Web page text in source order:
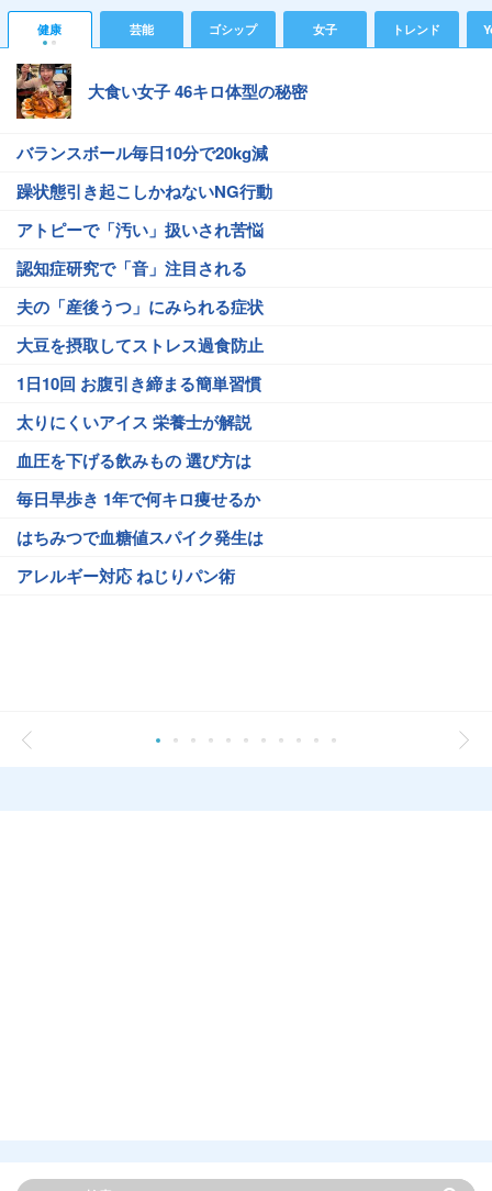
健康 芸能 ゴシップ 女子 トレンド
大食い女子 46キロ体型の秘密
バランスボール毎日10分で20kg減
躁状態引き起こしかねないNG行動
アトピーで「汚い」扱いされ苦悩
認知症研究で「音」注目される
夫の「産後うつ」にみられる症状
大豆を摂取してストレス過食防止
1日10回 お腹引き締まる簡単習慣
太りにくいアイス 栄養士が解説
血圧を下げる飲みもの 選び方は
毎日早歩き 1年で何キロ痩せるか
はちみつで血糖値スパイク発生は
アレルギー対応 ねじりパン術